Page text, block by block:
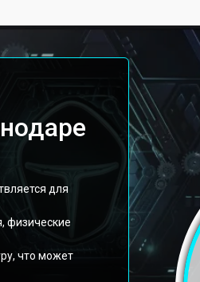
для
физические
что может